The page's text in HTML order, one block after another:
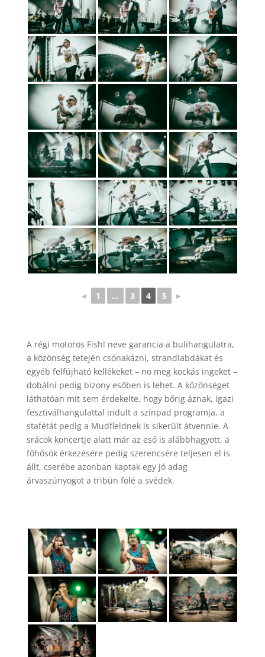
◄ 1 ... 3 4 5 ►
A régi motoros Fish! neve garancia a bulihangulatra,
a közönség tetején csónakázni, strandlabdákat és
egyéb felfújható kellékeket – no meg kockás ingeket –
dobálni pedig bizony esőben is lehet. A közönséget
láthatóan mit sem érdekelte, hogy bőrig áznak, igazi
fesztiválhangulattal indult a színpad programja, a
stafétát pedig a Mudfieldnek is sikerült átvennie. A
srácok koncertje alatt már az eső is alábbhagyott, a
főhősök érkezésére pedig szerencsére teljesen el is
állt, cserébe azonban kaptak egy jó adag
árvaszúnyogot a tribün fölé a svédek.